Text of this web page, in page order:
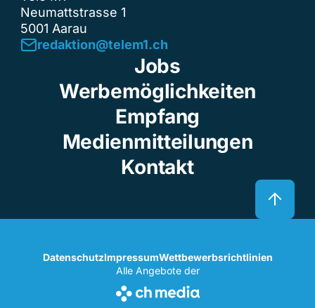
Neumattstrasse 1
5001 Aarau
redaktion@telem1.ch
Jobs
Werbemöglichkeiten
Empfang
Medienmitteilungen
Kontakt
DatenschutzImpressumWettbewerbsrichtlinien
Alle Angebote der